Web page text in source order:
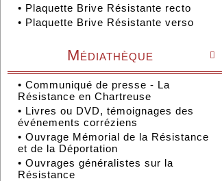
• Plaquette Brive Résistante recto
• Plaquette Brive Résistante verso

Médiathèque
• Communiqué de presse - La
Résistance en Chartreuse
• Livres ou DVD, témoignages des
événements corréziens
• Ouvrage Mémorial de la Résistance
et de la Déportation
• Ouvrages généralistes sur la
Résistance